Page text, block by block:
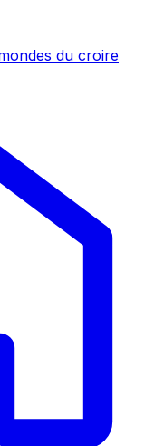
du croire